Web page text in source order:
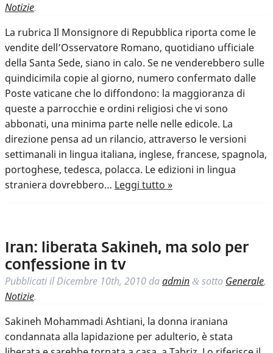
Notizie.
La rubrica Il Monsignore di Repubblica riporta come le
vendite dell’Osservatore Romano, quotidiano ufficiale
della Santa Sede, siano in calo. Se ne venderebbero sulle
quindicimila copie al giorno, numero confermato dalle
Poste vaticane che lo diffondono: la maggioranza di
queste a parrocchie e ordini religiosi che vi sono
abbonati, una minima parte nelle nelle edicole. La
direzione pensa ad un rilancio, attraverso le versioni
settimanali in lingua italiana, inglese, francese, spagnola,
portoghese, tedesca, polacca. Le edizioni in lingua
straniera dovrebbero… Leggi tutto »
Iran: liberata Sakineh, ma solo per
confessione in tv
Pubblicati ilDicembre 10th, 2010 daadmin & sotto Generale,
Notizie.
Sakineh Mohammadi Ashtiani, la donna iraniana
condannata alla lapidazione per adulterio, è stata